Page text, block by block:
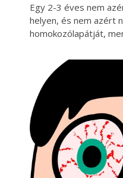
Egy 2-3 éves nem
helyen, és nem azért
homokozólapátját,